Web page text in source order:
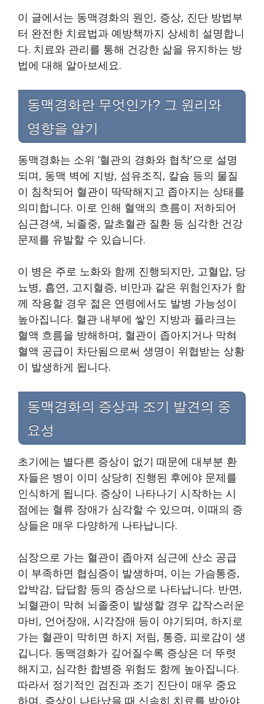
이 글에서는 동맥경화의 원인, 증상, 진단 방법부
터 완전한 치료법과 예방책까지 상세히 설명합니
다. 치료와 관리를 통해 건강한 삶을 유지하는 방
법에 대해 알아보세요.
동맥경화란 무엇인가? 그 원리와
영향을 알기
동맥경화는 소위 ‘혈관의 경화와 협착’으로 설명
되며, 동맥 벽에 지방, 섬유조직, 칼슘 등의 물질
이 침착되어 혈관이 딱딱해지고 좁아지는 상태를
의미합니다. 이로 인해 혈액의 흐름이 저하되어
심근경색, 뇌졸중, 말초혈관 질환 등 심각한 건강
문제를 유발할 수 있습니다.
이 병은 주로 노화와 함께 진행되지만, 고혈압, 당
뇨병, 흡연, 고지혈증, 비만과 같은 위험인자가 함
께 작용할 경우 젊은 연령에서도 발병 가능성이
높아집니다. 혈관 내부에 쌓인 지방과 플라크는
혈액 흐름을 방해하며, 혈관이 좁아지거나 막혀
혈액 공급이 차단됨으로써 생명이 위협받는 상황
이 발생하게 됩니다.
동맥경화의 증상과 조기 발견의 중
요성
초기에는 별다른 증상이 없기 때문에 대부분 환
자들은 병이 이미 상당히 진행된 후에야 문제를
인식하게 됩니다. 증상이 나타나기 시작하는 시
점에는 혈류 장애가 심각할 수 있으며, 이때의 증
상들은 매우 다양하게 나타납니다.
심장으로 가는 혈관이 좁아져 심근에 산소 공급
이 부족하면 협심증이 발생하며, 이는 가슴통증,
압박감, 답답함 등의 증상으로 나타납니다. 반면,
뇌혈관이 막혀 뇌졸중이 발생할 경우 갑작스러운
마비, 언어장애, 시각장애 등이 야기되며, 하지로
가는 혈관이 막히면 하지 저림, 통증, 피로감이 생
깁니다. 동맥경화가 깊어질수록 증상은 더 뚜렷
해지고, 심각한 합병증 위험도 함께 높아집니다.
따라서 정기적인 검진과 조기 진단이 매우 중요
하며, 증상이 나타났을 때 신속히 치료를 받아야